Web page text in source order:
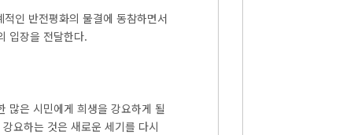
인 반전평화의 물결에 동참하면서
입장을 전달한다.
많은 시민에게 희생을 강요하게 될
요하는 것은 새로운 세기를 다시